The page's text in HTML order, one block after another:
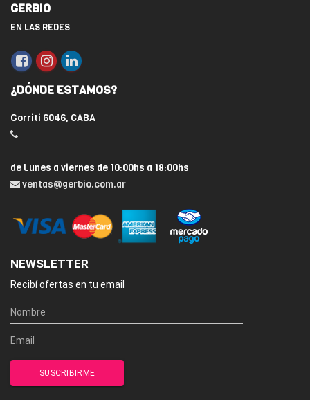
GERBIO
EN LAS REDES
¿DÓNDE ESTAMOS?
Gorriti 6046, CABA
de Lunes a viernes de 10:00hs a 18:00hs
ventas@gerbio.com.ar
NEWSLETTER
Recibí ofertas en tu email